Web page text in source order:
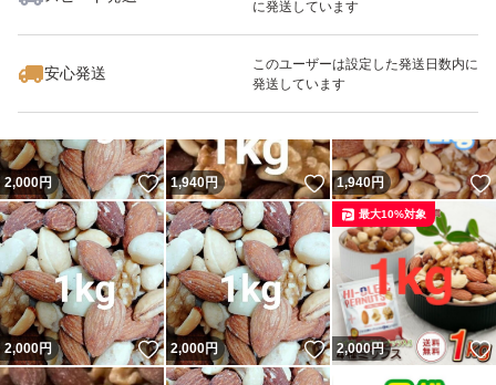
に発送しています
安心発送
このユーザーは設定した発送日数内に
発送しています
いいね！
2,000
2,000円 いいね！
1,940円 いいね！
1,940円
2,000円 いいね！
2,000円 いいね！
2,000円
最大10%対象